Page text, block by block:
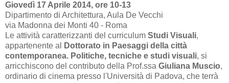
Giovedì 17 Aprile 2014, ore 10-13
Dipartimento di Architettura, Aula De Vecchi
via Madonna dei Monti 40 - Roma
Le attività caratterizzanti del curriculum Studi Visuali,
appartenente al
Dottorato in Paesaggi della città
contemporanea. Politiche, tecniche e studi visuali, si
arricchiscono del contributo della Prof.ssa Giuliana Muscio,
ordinario di cinema presso l'Università di Padova, che terrà